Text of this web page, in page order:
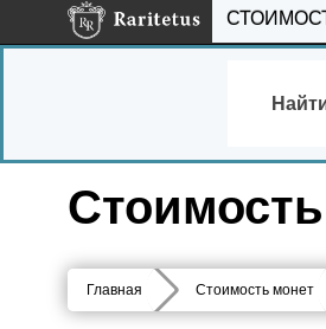
Главная Стоимость монет